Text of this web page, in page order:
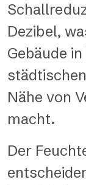
Dezibel,
Gebäude
Nähe von
macht.
Der